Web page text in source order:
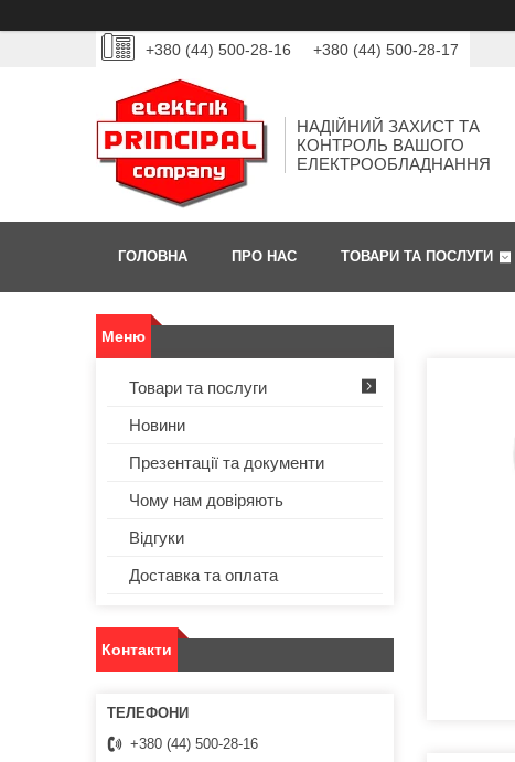
+380 (44) 500-28-16 +380 (44) 500-28-17
НАДІЙНИЙ ЗАХИСТ ТА
КОНТРОЛЬ ВАШОГО
ЕЛЕКТРООБЛАДНАННЯ
ГОЛОВНА ПРО НАС ТОВАРИ ТА ПОСЛУГИ
Товари та послуги
Новини
Презентації та документи
Чому нам довіряють
Відгуки
Доставка та оплата
Контакти
+380 (44) 500-28-16